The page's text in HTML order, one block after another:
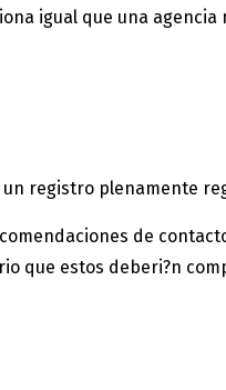
igual que una
registro plenamente
de
que estos deberi?n